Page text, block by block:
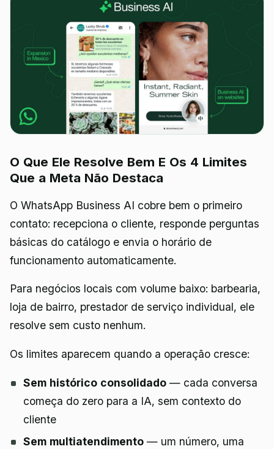
O Que Ele Resolve Bem E Os 4 Limites
Que a Meta Não Destaca
O WhatsApp Business AI cobre bem o primeiro
contato: recepciona o cliente, responde perguntas
básicas do catálogo e envia o horário de
funcionamento automaticamente.
Para negócios locais com volume baixo: barbearia,
loja de bairro, prestador de serviço individual, ele
resolve sem custo nenhum.
Os limites aparecem quando a operação cresce:
Sem histórico consolidado— cada conversa
começa do zero para a IA, sem contexto do
cliente
Sem multiatendimento— um número, uma